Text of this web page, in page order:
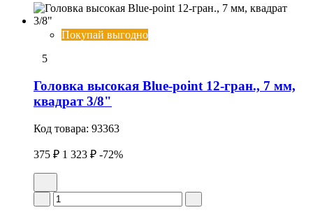
Покупай выгодно
5
Головка высокая Blue-point 12-гран., 7 мм,
квадрат 3/8"
Код товара: 93363
375 ₽ 1 323 ₽ -72%